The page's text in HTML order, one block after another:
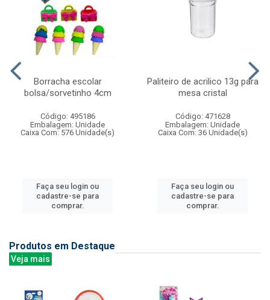
Borracha escolar
bolsa/sorvetinho 4cm
Código: 495186
Embalagem: Unidade
Caixa Com: 576 Unidade(s)
Faça seu login ou
cadastre-se para
comprar.
Paliteiro de acrilico 13g para
mesa cristal
Código: 471628
Embalagem: Unidade
Caixa Com: 36 Unidade(s)
Faça seu login ou
cadastre-se para
comprar.
Produtos em Destaque
Veja mais